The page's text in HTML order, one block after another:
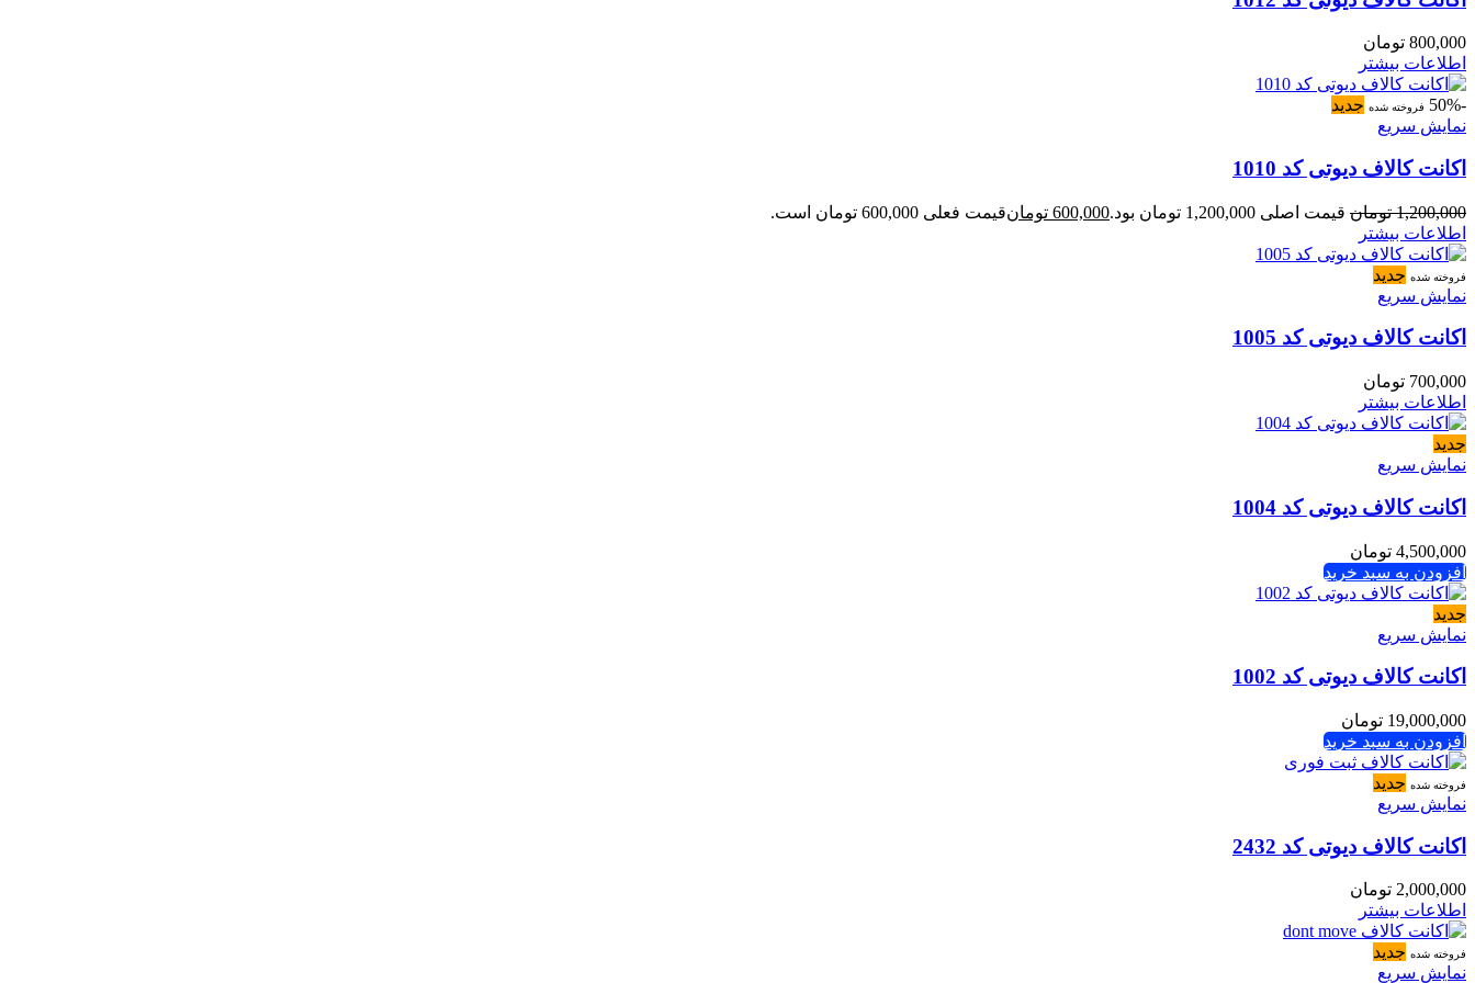
800,000 تومان
اطلاعات بیشتر
-50% فروخته شده جدید
نمایش سریع
اکانت کالاف دیوتی کد 1010
1,200,000 تومان قیمت اصلی 1,200,000 تومان بود. 600,000 تومانقیمت فعلی 600,000 تومان است.
اطلاعات بیشتر
فروخته شده جدید
نمایش سریع
اکانت کالاف دیوتی کد 1005
700,000 تومان
اطلاعات بیشتر
جدید
نمایش سریع
اکانت کالاف دیوتی کد 1004
4,500,000 تومان
افزودن به سبد خرید
جدید
نمایش سریع
اکانت کالاف دیوتی کد 1002
19,000,000 تومان
افزودن به سبد خرید
فروخته شده جدید
نمایش سریع
اکانت کالاف دیوتی کد 2432
2,000,000 تومان
اطلاعات بیشتر
فروخته شده جدید
نمایش سریع